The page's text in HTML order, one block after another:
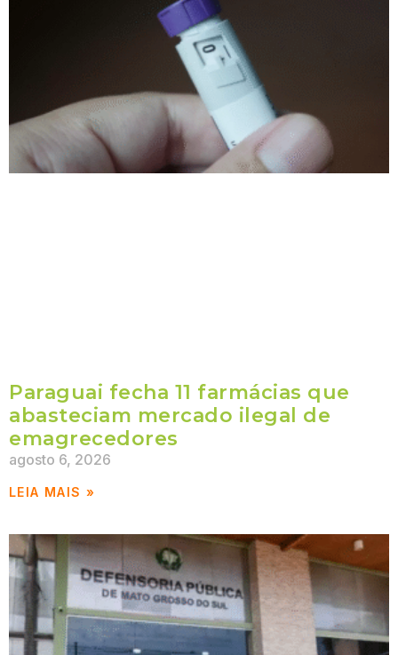
Paraguai fecha 11 farmácias que
abasteciam mercado ilegal de
emagrecedores
agosto 6, 2026
LEIA MAIS »